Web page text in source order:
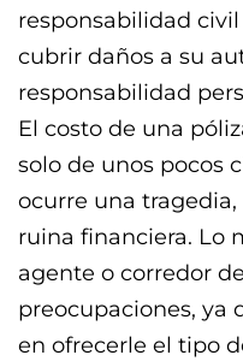
responsabilidad
cubrir daños a su
responsabilidad
El costo de una
solo de unos pocos
ocurre una
ruina financiera. Lo
agente o corredor
preocupaciones, ya
en ofrecerle el tipo